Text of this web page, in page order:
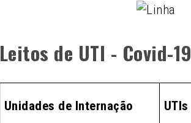
Leitos de UTI - Covid-19
Unidades de Internação UTIs